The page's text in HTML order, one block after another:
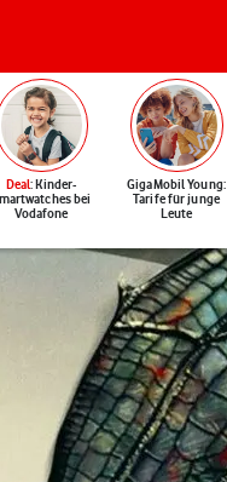
Deal: Kinder-
bei
Vodafone
GigaMobil Young:
Tarife für junge
Leute